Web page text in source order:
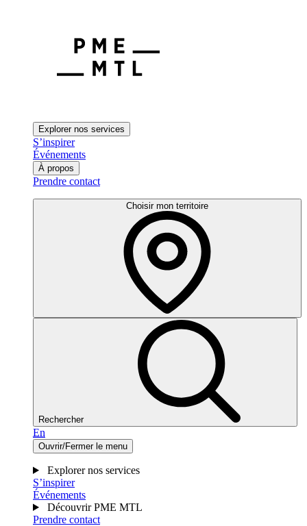
Explorer nos services
S’inspirer
Événements
À propos
Prendre contact
Choisir mon territoire
Rechercher
En
Ouvrir/Fermer le menu
Explorer nos services
S’inspirer
Événements
Découvrir PME MTL
Prendre contact